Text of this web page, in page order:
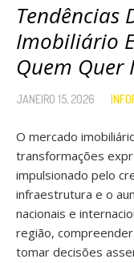
Tendências
Imobiliário
Quem Quer
JANEIRO 15, 2026
O mercado
transformações
impulsionado pelo
infraestrutura e o
nacionais e
região,
tomar decisões